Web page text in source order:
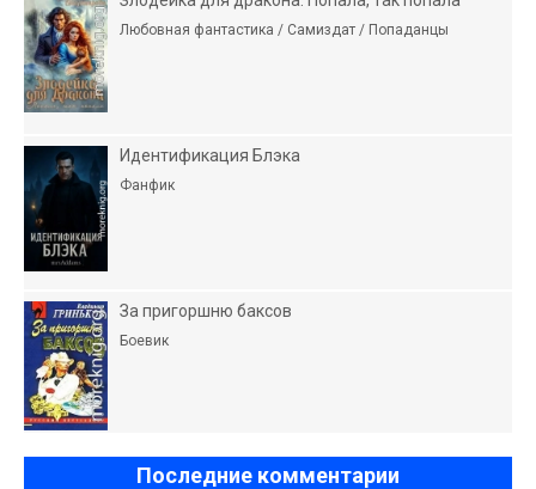
Любовная фантастика / Самиздат / Попаданцы
Идентификация Блэка
Фанфик
За пригоршню баксов
Боевик
Последние комментарии